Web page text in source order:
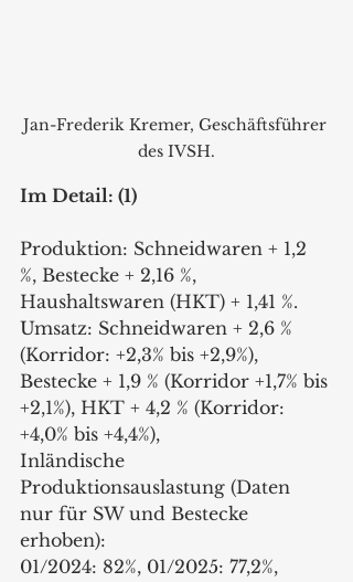
Jan-Frederik Kremer, Geschäftsführer
des IVSH.
Im Detail: (1)
Produktion: Schneidwaren + 1,2
%, Bestecke + 2,16 %,
Haushaltswaren (HKT) + 1,41 %.
Umsatz: Schneidwaren + 2,6 %
(Korridor: +2,3% bis +2,9%),
Bestecke + 1,9 % (Korridor +1,7% bis
+2,1%), HKT + 4,2 % (Korridor:
+4,0% bis +4,4%),
Inländische
Produktionsauslastung (Daten
nur für SW und Bestecke
erhoben):
01/2024: 82%, 01/2025: 77,2%,